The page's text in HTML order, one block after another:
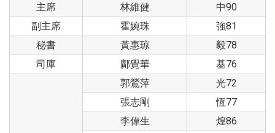
主席
林維健
中90
副主席
霍婉珠
強81
秘書
黃惠琼
毅78
司庫
鄺覺華 基76
郭鶯萍
光72
張志剛
恆77
李偉生
煌86